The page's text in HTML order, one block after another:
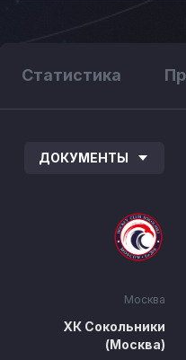
Статистика
ДОКУМЕНТЫ
Москва
ХК Сокольники
(Москва)